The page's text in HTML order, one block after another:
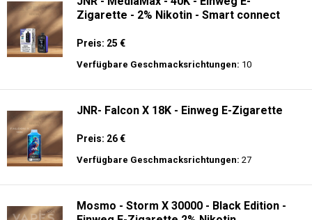
Zigarette - 2% Nikotin - Smart connect
Preis: 25 €
Verfügbare Geschmacksrichtungen: 10
JNR- Falcon X 18K - Einweg E-Zigarette
Preis: 26 €
Verfügbare Geschmacksrichtungen: 27
Mosmo - Storm X 30000 - Black Edition -